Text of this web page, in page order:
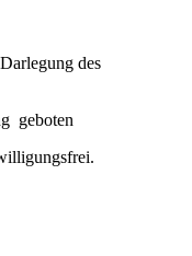
des
geboten